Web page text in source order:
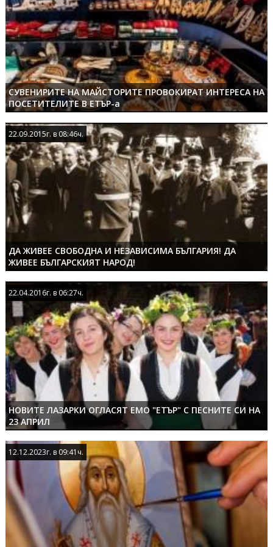
СУВЕНИРИТЕ НА МАЙСТОРИТЕ ПРОВОКИРАТ ИНТЕРЕСА НА
ПОСЕТИТЕЛИТЕ В ЕТЪР-а
ДА ЖИВЕЕ СВОБОДНА И НЕЗАВИСИМА БЪЛГАРИЯ! ДА
ЖИВЕЕ БЪЛГАРСКИЯТ НАРОД!
22.09.2015г. в 08:46ч.
22.09.2015г. в 08:46ч.
НОВИТЕ ЛАЗАРКИ ОГЛАСЯТ ЕМО "ЕТЪР" С ПЕСНИТЕ СИ НА
23 АПРИЛ
22.04.2016г. в 06:27ч.
22.04.2016г. в 06:27ч.
12.12.2023г. в 09:41ч.
12.12.2023г. в 09:41ч.